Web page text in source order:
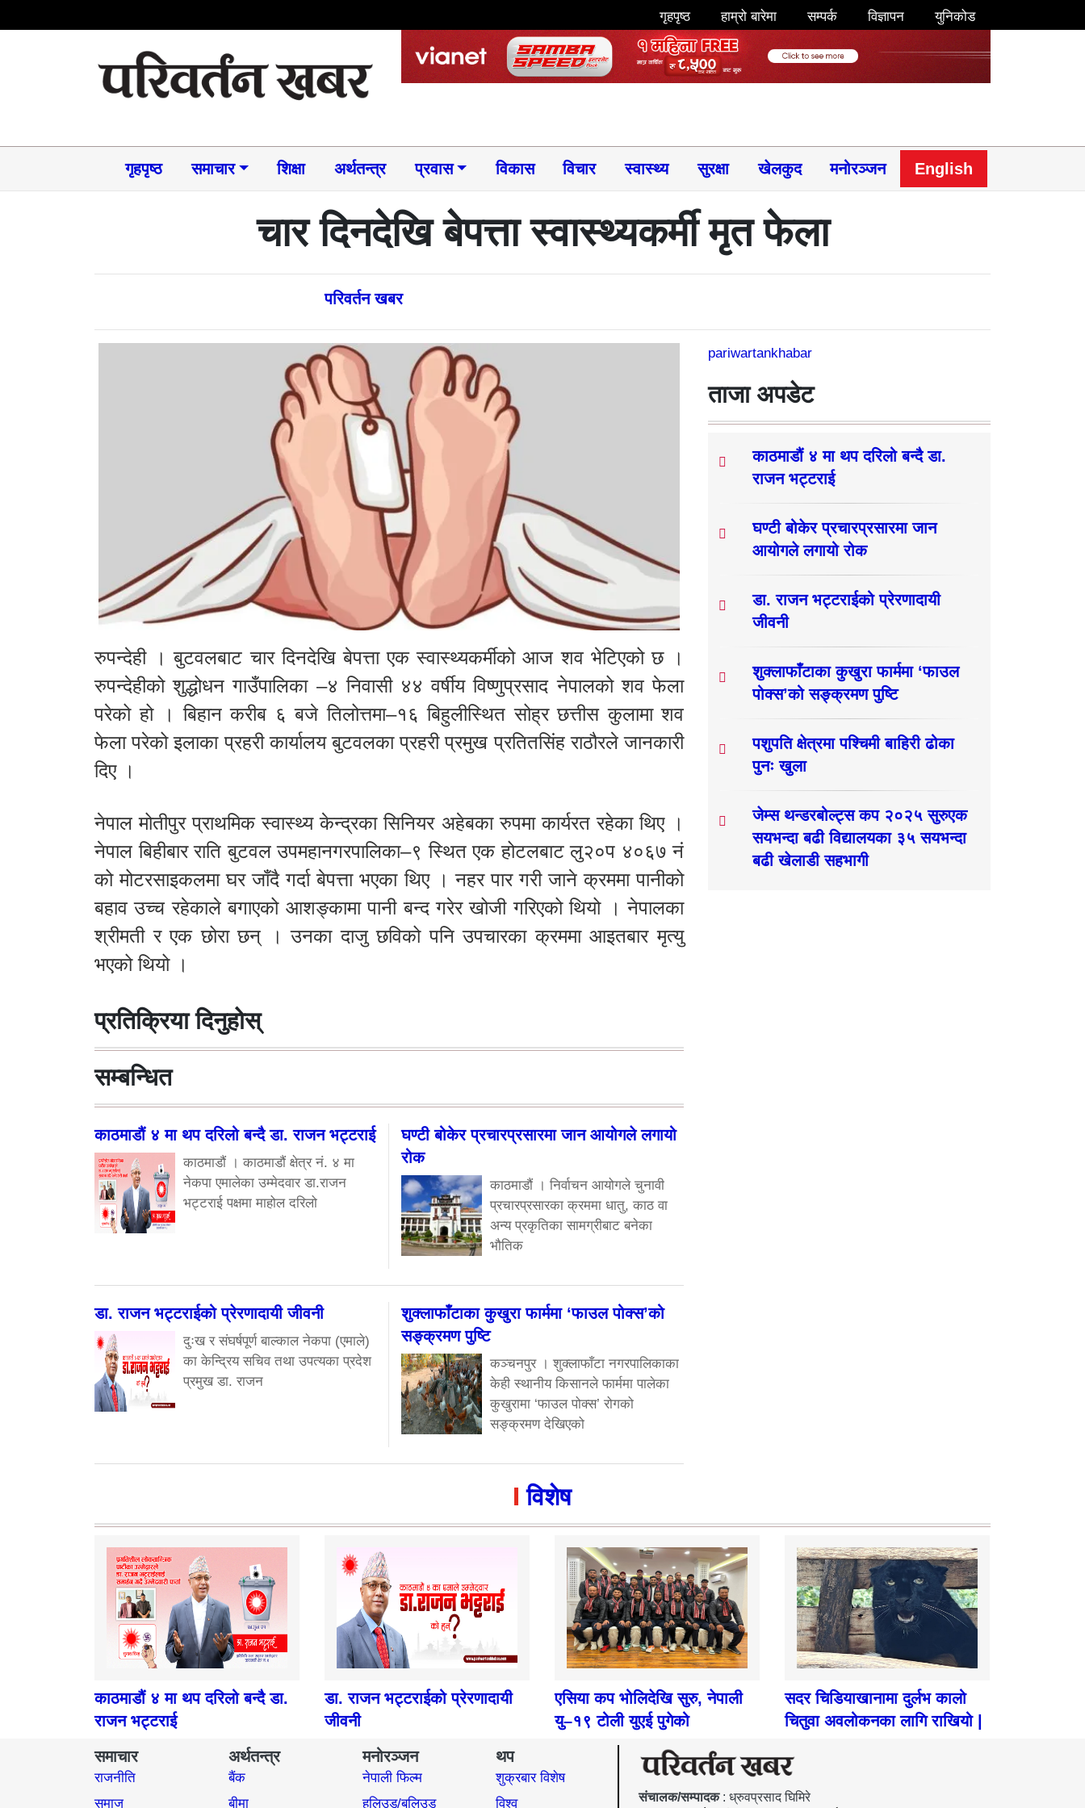
गृहपृष्ठ हाम्रो बारेमा सम्पर्क विज्ञापन युनिकोड
गृहपृष्ठ समाचार​ शिक्षा अर्थतन्त्र प्रवास विकास विचार स्वास्थ्य सुरक्षा खेलकुद मनोरञ्जन English
चार दिनदेखि बेपत्ता स्वास्थ्यकर्मी मृत फेला
परिवर्तन खबर
रुपन्देही । बुटवलबाट चार दिनदेखि बेपत्ता एक स्वास्थ्यकर्मीको आज शव भेटिएको छ ।
रुपन्देहीको शुद्धोधन गाउँपालिका –४ निवासी ४४ वर्षीय विष्णुप्रसाद नेपालको शव फेला
परेको हो । बिहान करीब ६ बजे तिलोत्तमा–१६ बिहुलीस्थित सोह्र छत्तीस कुलामा शव
फेला परेको इलाका प्रहरी कार्यालय बुटवलका प्रहरी प्रमुख प्रतितसिंह राठौरले जानकारी
दिए ।
नेपाल मोतीपुर प्राथमिक स्वास्थ्य केन्द्रका सिनियर अहेबका रुपमा कार्यरत रहेका थिए ।
नेपाल बिहीबार राति बुटवल उपमहानगरपालिका–९ स्थित एक होटलबाट लु२०प ४०६७ नं
को मोटरसाइकलमा घर जाँदै गर्दा बेपत्ता भएका थिए । नहर पार गरी जाने क्रममा पानीको
बहाव उच्च रहेकाले बगाएको आशङ्कामा पानी बन्द गरेर खोजी गरिएको थियो । नेपालका
श्रीमती र एक छोरा छन् । उनका दाजु छविको पनि उपचारका क्रममा आइतबार मृत्यु
भएको थियो ।
प्रतिक्रिया दिनुहोस्
सम्बन्धित
काठमाडौं ४ मा थप दरिलो बन्दै डा. राजन भट्टराई
काठमाडौं । काठमाडौं क्षेत्र नं. ४ मा
नेकपा एमालेका उम्मेदवार डा.राजन
भट्टराई पक्षमा माहोल दरिलो
घण्टी बोकेर प्रचारप्रसारमा जान आयोगले लगायो
रोक
काठमाडौं । निर्वाचन आयोगले चुनावी
प्रचारप्रसारका क्रममा धातु, काठ वा
अन्य प्रकृतिका सामग्रीबाट बनेका
भौतिक
डा. राजन भट्टराईको प्रेरणादायी जीवनी
दुःख र संघर्षपूर्ण बाल्काल नेकपा (एमाले)
का केन्द्रिय सचिव तथा उपत्यका प्रदेश
प्रमुख डा. राजन
शुक्लाफाँटाका कुखुरा फार्ममा ‘फाउल पोक्स’को
सङ्क्रमण पुष्टि
कञ्चनपुर । शुक्लाफाँटा नगरपालिकाका
केही स्थानीय किसानले फार्ममा पालेका
कुखुरामा ‘फाउल पोक्स’ रोगको
सङ्क्रमण देखिएको
pariwartankhabar
ताजा अपडेट
काठमाडौं ४ मा थप दरिलो बन्दै डा.
राजन भट्टराई
घण्टी बोकेर प्रचारप्रसारमा जान
आयोगले लगायो रोक
डा. राजन भट्टराईको प्रेरणादायी
जीवनी
शुक्लाफाँटाका कुखुरा फार्ममा ‘फाउल
पोक्स’को सङ्क्रमण पुष्टि
पशुपति क्षेत्रमा पश्चिमी बाहिरी ढोका
पुनः खुला
जेम्स थन्डरबोल्ट्स कप २०२५ सुरुएक
सयभन्दा बढी विद्यालयका ३५ सयभन्दा
बढी खेलाडी सहभागी
विशेष
काठमाडौं ४ मा थप दरिलो बन्दै डा.
राजन भट्टराई
डा. राजन भट्टराईको प्रेरणादायी
जीवनी
एसिया कप भोलिदेखि सुरु, नेपाली
यु–१९ टोली युएई पुगेको
सदर चिडियाखानामा दुर्लभ कालो
चितुवा अवलोकनका लागि राखियो |
समाचार
राजनीति
समाज​
अर्थतन्त्र
बैंक
बीमा
मनोरञ्जन
नेपाली फिल्म
हलिउड/बलिउड
थप
शुक्रबार विशेष
विश्व
संचालक/सम्पादक: ध्रुवप्रसाद घिमिरे